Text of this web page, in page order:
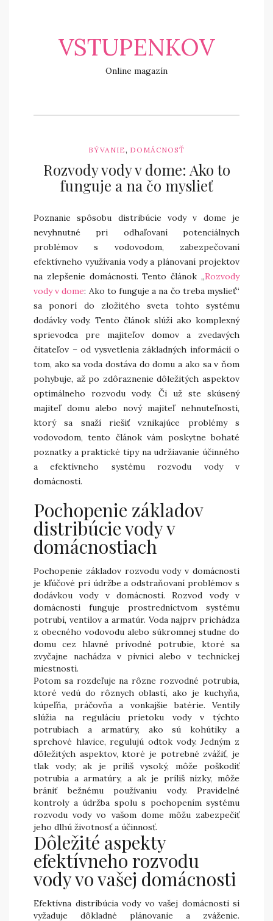
VSTUPENKOV
Online magazín
BÝVANIE, DOMÁCNOSŤ
Rozvody vody v dome: Ako to
funguje a na čo myslieť
Poznanie spôsobu distribúcie vody v dome je
nevyhnutné pri odhaľovaní potenciálnych
problémov s vodovodom, zabezpečovaní
efektívneho využívania vody a plánovaní projektov
na zlepšenie domácnosti. Tento článok „Rozvody
vody v dome: Ako to funguje a na čo treba myslieť“
sa ponorí do zložitého sveta tohto systému
dodávky vody. Tento článok slúži ako komplexný
sprievodca pre majiteľov domov a zvedavých
čitateľov – od vysvetlenia základných informácií o
tom, ako sa voda dostáva do domu a ako sa v ňom
pohybuje, až po zdôraznenie dôležitých aspektov
optimálneho rozvodu vody. Či už ste skúsený
majiteľ domu alebo nový majiteľ nehnuteľnosti,
ktorý sa snaží riešiť vznikajúce problémy s
vodovodom, tento článok vám poskytne bohaté
poznatky a praktické tipy na udržiavanie účinného
a efektívneho systému rozvodu vody v
domácnosti.
Pochopenie základov
distribúcie vody v
domácnostiach
Pochopenie základov rozvodu vody v domácnosti
je kľúčové pri údržbe a odstraňovaní problémov s
dodávkou vody v domácnosti. Rozvod vody v
domácnosti funguje prostredníctvom systému
potrubí, ventilov a armatúr. Voda najprv prichádza
z obecného vodovodu alebo súkromnej studne do
domu cez hlavné prívodné potrubie, ktoré sa
zvyčajne nachádza v pivnici alebo v technickej
miestnosti.
Potom sa rozdeľuje na rôzne rozvodné potrubia,
ktoré vedú do rôznych oblastí, ako je kuchyňa,
kúpeľňa, práčovňa a vonkajšie batérie. Ventily
slúžia na reguláciu prietoku vody v týchto
potrubiach a armatúry, ako sú kohútiky a
sprchové hlavice, regulujú odtok vody. Jedným z
dôležitých aspektov, ktoré je potrebné zvážiť, je
tlak vody; ak je príliš vysoký, môže poškodiť
potrubia a armatúry, a ak je príliš nízky, môže
brániť bežnému používaniu vody. Pravidelné
kontroly a údržba spolu s pochopením systému
rozvodu vody vo vašom dome môžu zabezpečiť
jeho dlhú životnosť a účinnosť.
Dôležité aspekty
efektívneho rozvodu
vody vo vašej domácnosti
Efektívna distribúcia vody vo vašej domácnosti si
vyžaduje dôkladné plánovanie a zváženie.